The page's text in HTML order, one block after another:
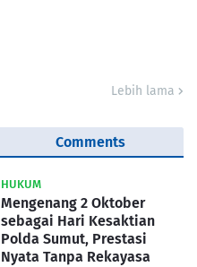
Lebih lama
Comments
HUKUM
Mengenang 2 Oktober
sebagai Hari Kesaktian
Polda Sumut, Prestasi
Nyata Tanpa Rekayasa